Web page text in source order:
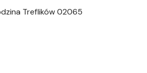
Treflików 02065